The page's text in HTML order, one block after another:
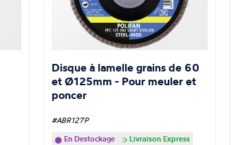
Disque à lamelle grains de 60
et Ø125mm - Pour meuler et
poncer
#ABR127P
En Destockage
Livraison Express